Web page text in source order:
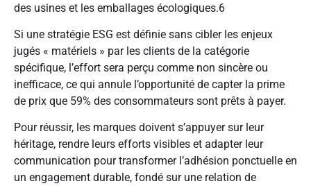
des usines et les emballages écologiques.6
Si une stratégie ESG est définie sans cibler les enjeux
jugés « matériels » par les clients de la catégorie
spécifique, l’effort sera perçu comme non sincère ou
inefficace, ce qui annule l’opportunité de capter la prime
de prix que 59% des consommateurs sont prêts à payer.
Pour réussir, les marques doivent s’appuyer sur leur
héritage, rendre leurs efforts visibles et adapter leur
communication pour transformer l’adhésion ponctuelle en
un engagement durable, fondé sur une relation de